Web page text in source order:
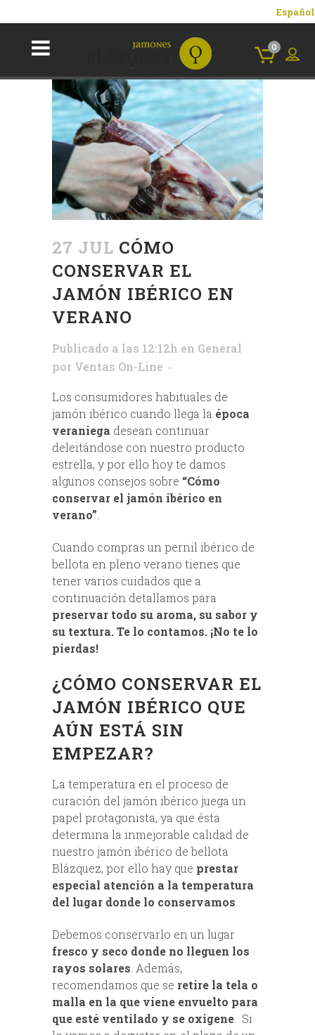
Español
0
27 JUL CÓMO
CONSERVAR EL
JAMÓN IBÉRICO EN
VERANO
Publicado a las 12:12h en General
por Ventas On-Line
Los consumidores habituales de
jamón ibérico cuando llega la época
veraniega desean continuar
deleitándose con nuestro producto
estrella, y por ello hoy te damos
algunos consejos sobre “Cómo
conservar el jamón ibérico en
verano”
Cuando compras un pernil ibérico de
bellota en pleno verano tienes que
tener varios cuidados que a
continuación detallamos para
preservar todo su aroma, su sabor y
su textura. Te lo contamos. ¡No te lo
pierdas!
¿CÓMO CONSERVAR EL
JAMÓN IBÉRICO QUE
AÚN ESTÁ SIN
EMPEZAR?
La temperatura en el proceso de
curación del jamón ibérico juega un
papel protagonista, ya que ésta
determina la inmejorable calidad de
nuestro jamón ibérico de bellota
Blázquez, por ello hay que prestar
especial atención a la temperatura
del lugar donde lo conservamos
Debemos conservarlo en un lugar
fresco y seco donde no lleguen los
rayos solares . Además,
recomendamos que se retire la tela o
malla en la que viene envuelto para
que esté ventilado y se oxigene . Si